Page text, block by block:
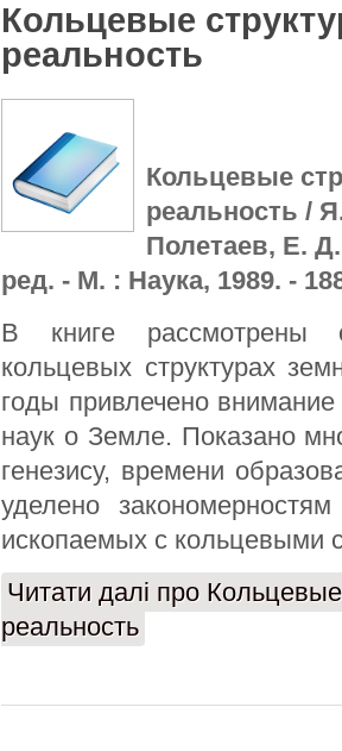
Кольцевые
реальность
Кольцевые
реальность /
Полетаев, Е.
ред. - М. : Наука, 1989. -
В книге рассмотрены
кольцевых структурах
годы привлечено
наук о Земле. Показано
генезису, времени
уделено
ископаемых с кольцевыми
Читати далі про
реальность